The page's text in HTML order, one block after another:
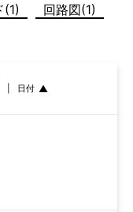
(1)
回路図(1)
日付